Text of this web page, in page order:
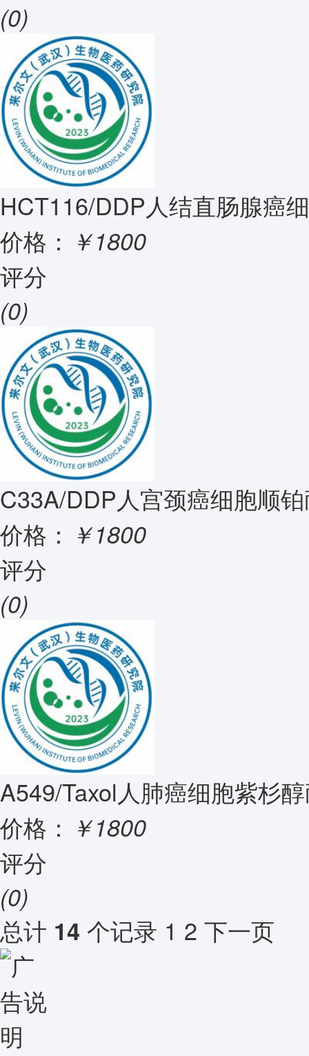
(0)
HCT116/DDP人结直肠腺癌
价格： ￥1800
评分
(0)
C33A/DDP人宫颈癌细胞顺
价格： ￥1800
评分
(0)
A549/Taxol人肺癌细胞紫杉
价格： ￥1800
评分
(0)
总计 14 个记录 1 2 下一页